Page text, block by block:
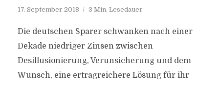
17. September 2018 3 Min. Lesedauer
Die deutschen Sparer schwanken nach einer
Dekade niedriger Zinsen zwischen
Desillusionierung, Verunsicherung und dem
Wunsch, eine ertragreichere Lösung für ihr